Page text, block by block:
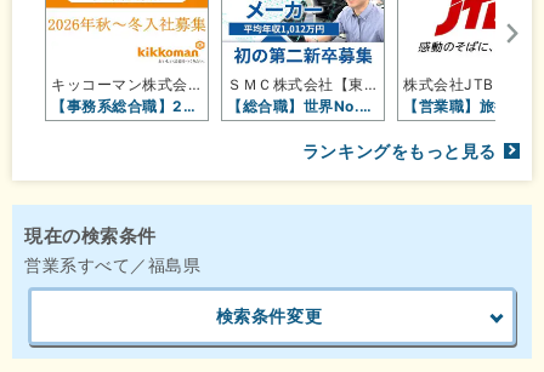
キッコーマン株式会社【東証プライム…
【事務系総合職】2026年秋～冬入…
ＳＭＣ株式会社【東証プライム上場】
【総合職】世界No.1シェア製品を…
株式会社JTB
ランキングをもっと見る
現在の検索条件
営業系すべて／福島県
検索条件変更